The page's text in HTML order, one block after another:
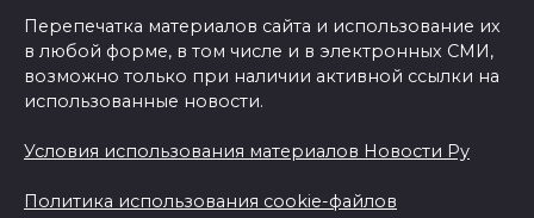
Перепечатка материалов сайта и использование их
в любой форме, в том числе и в электронных СМИ,
возможно только при наличии активной ссылки на
использованные новости.
Условия использования материалов Новости Ру
Политика использования cookie-файлов